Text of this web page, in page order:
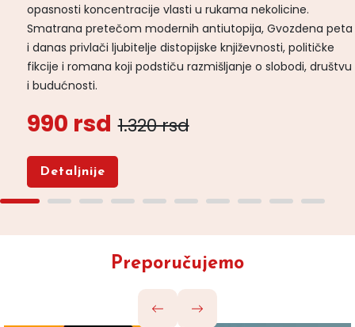
opasnosti koncentracije vlasti u rukama nekolicine.
Smatrana pretečom modernih antiutopija, Gvozdena peta
i danas privlači ljubitelje distopijske književnosti, političke
fikcije i romana koji podstiču razmišljanje o slobodi, društvu
i budućnosti.
990 rsd 1.320 rsd
Detaljnije
Preporučujemo